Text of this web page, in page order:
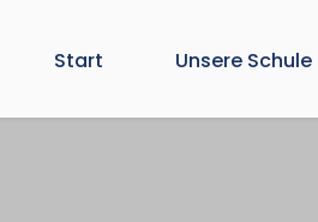
Start Unsere Schule